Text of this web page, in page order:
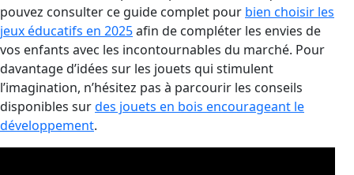
pouvez consulter ce guide complet pour bien choisir les
jeux éducatifs en 2025afin de compléter les envies de
vos enfants avec les incontournables du marché. Pour
davantage d’idées sur les jouets qui stimulent
l’imagination, n’hésitez pas à parcourir les conseils
disponibles surdes jouets en bois encourageant le
développement.